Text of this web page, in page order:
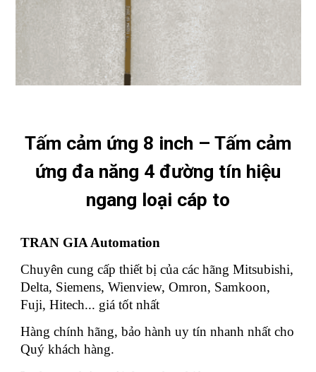
Tấm cảm ứng 8 inch – Tấm cảm
ứng đa năng 4 đường tín hiệu
ngang loại cáp to
TRAN GIA Automation
Chuyên cung cấp thiết bị của các hãng Mitsubishi,
Delta, Siemens, Wienview, Omron, Samkoon,
Fuji, Hitech... giá tốt nhất
Hàng chính hãng, bảo hành uy tín nhanh nhất cho
Quý khách hàng.